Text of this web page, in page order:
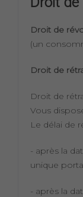
Droit de
(un
Droit de
Droit de
Vous
Le délai de
- après la
unique
- après la